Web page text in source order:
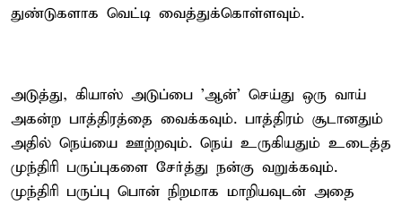
துண்டுகளாக வெட்டி வைத்துக்கொள்ளவும்.
அடுத்து, கியாஸ் அடுப்பை 'ஆன்' செய்து ஒரு வாய்
அகன்ற பாத்திரத்தை வைக்கவும். பாத்திரம் சூடானதும்
அதில் நெய்யை ஊற்றவும். நெய் உருகியதும் உடைத்த
முந்திரி பருப்புகளை சேர்த்து நன்கு வறுக்கவும்.
முந்திரி பருப்பு பொன் நிறமாக மாறியவுடன் அதை